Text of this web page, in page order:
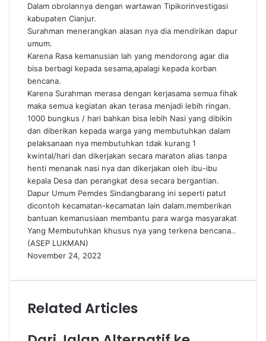
Dalam obrolannya dengan wartawan Tipikorinvestigasi
kabupaten Cianjur.
Surahman menerangkan alasan nya dia mendirikan dapur
umum.
Karena Rasa kemanusian lah yang mendorong agar dia
bisa berbagi kepada sesama,apalagi kepada korban
bencana.
Karena Surahman merasa dengan kerjasama semua fihak
maka semua kegiatan akan terasa menjadi lebih ringan.
1000 bungkus / hari bahkan bisa lebih Nasi yang dibikin
dan diberikan kepada warga yang membutuhkan dalam
pelaksanaan nya membutuhkan tdak kurang 1
kwintal/hari dan dikerjakan secara maraton alias tanpa
henti menanak nasi nya dan dikerjakan oleh ibu-ibu
kepala Desa dan perangkat desa secara bergantian.
Dapur Umum Pemdes Sindangbarang ini seperti patut
dicontoh kecamatan-kecamatan lain dalam.memberikan
bantuan kemanusiaan membantu para warga masyarakat
Yang Membutuhkan khusus nya yang terkena bencana..
(ASEP LUKMAN)
November 24, 2022
Related Articles